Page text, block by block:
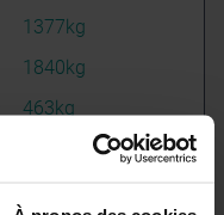
1377kg
1840kg
463kg